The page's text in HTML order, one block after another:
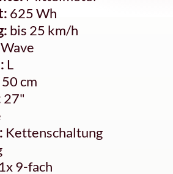
625 Wh
bis 25 km/h
Wave
L
50 cm
27"
Kettenschaltung
1x 9-fach